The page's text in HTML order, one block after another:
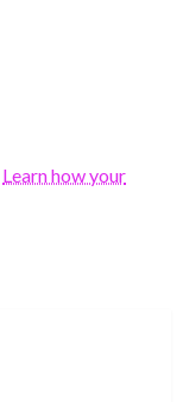
Learn how your